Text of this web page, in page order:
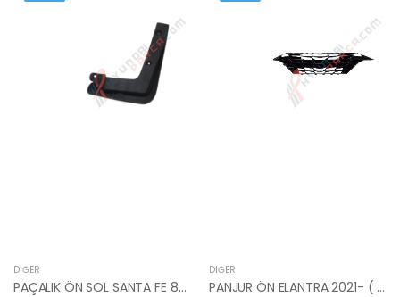
DIĞER
PAÇALIK ÖN SOL SANTA FE 86831-2W000
DIĞER
PANJUR ÖN ELANTRA 2021- ( MAT SİYAH ) 86351-AA000-HMC